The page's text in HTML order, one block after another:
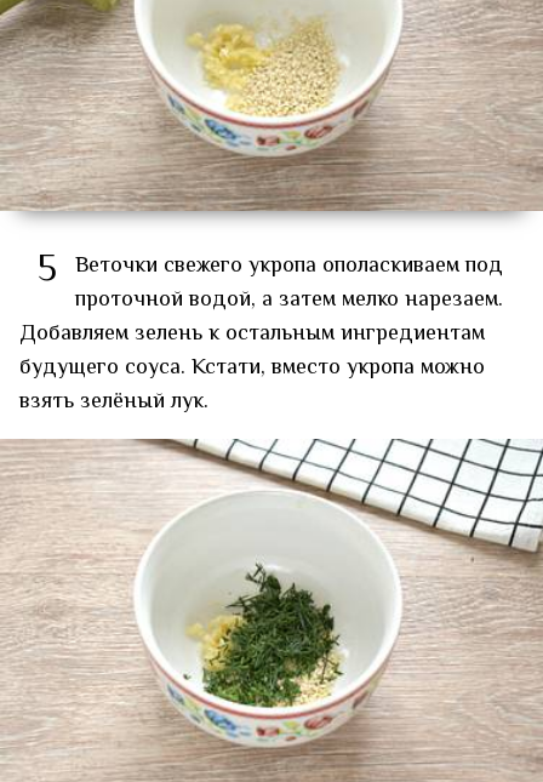
5 Веточки свежего укропа ополаскиваем под
проточной водой, а затем мелко нарезаем.
Добавляем зелень к остальным ингредиентам
будущего соуса. Кстати, вместо укропа можно
взять зелёный лук.